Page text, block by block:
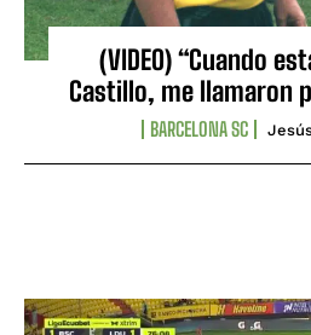
(VIDEO) “Cuando
Castillo, me llamaron
BARCELONA SC